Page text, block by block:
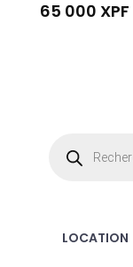
65 000 XPF
produits
LOCATION